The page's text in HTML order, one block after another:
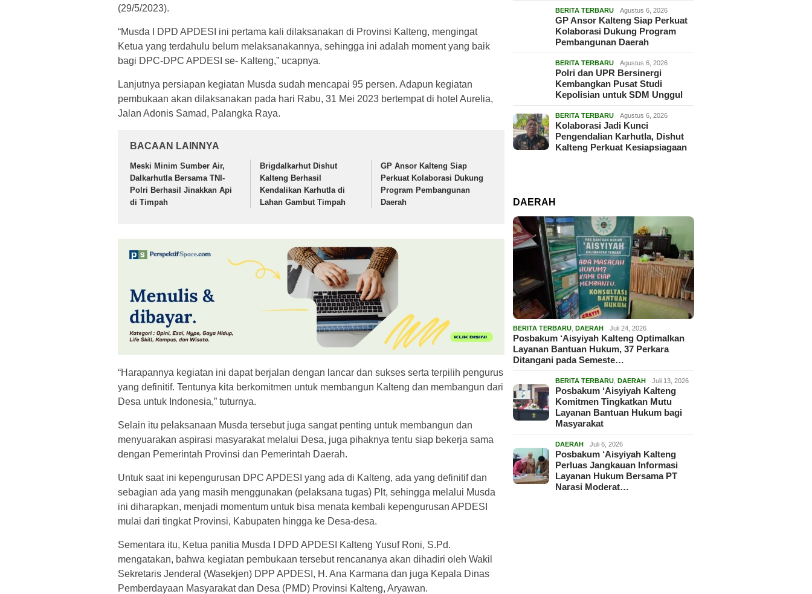
(29/5/2023).
“Musda I DPD APDESI ini pertama kali dilaksanakan di Provinsi Kalteng, mengingat
Ketua yang terdahulu belum melaksanakannya, sehingga ini adalah moment yang baik
bagi DPC-DPC APDESI se- Kalteng,” ucapnya.
Lanjutnya persiapan kegiatan Musda sudah mencapai 95 persen. Adapun kegiatan
pembukaan akan dilaksanakan pada hari Rabu, 31 Mei 2023 bertempat di hotel Aurelia,
Jalan Adonis Samad, Palangka Raya.
BACAAN LAINNYA
Meski Minim Sumber Air,
Dalkarhutla Bersama TNI-
Polri Berhasil Jinakkan Api
di Timpah
Brigdalkarhut Dishut
Kalteng Berhasil
Kendalikan Karhutla di
Lahan Gambut Timpah
GP Ansor Kalteng Siap
Perkuat Kolaborasi Dukung
Program Pembangunan
Daerah
“Harapannya kegiatan ini dapat berjalan dengan lancar dan sukses serta terpilih pengurus
yang definitif. Tentunya kita berkomitmen untuk membangun Kalteng dan membangun dari
Desa untuk Indonesia,” tuturnya.
Selain itu pelaksanaan Musda tersebut juga sangat penting untuk membangun dan
menyuarakan aspirasi masyarakat melalui Desa, juga pihaknya tentu siap bekerja sama
dengan Pemerintah Provinsi dan Pemerintah Daerah.
Untuk saat ini kepengurusan DPC APDESI yang ada di Kalteng, ada yang definitif dan
sebagian ada yang masih menggunakan (pelaksana tugas) Plt, sehingga melalui Musda
ini diharapkan, menjadi momentum untuk bisa menata kembali kepengurusan APDESI
mulai dari tingkat Provinsi, Kabupaten hingga ke Desa-desa.
Sementara itu, Ketua panitia Musda I DPD APDESI Kalteng Yusuf Roni, S.Pd.
mengatakan, bahwa kegiatan pembukaan tersebut rencananya akan dihadiri oleh Wakil
Sekretaris Jenderal (Wasekjen) DPP APDESI, H. Ana Karmana dan juga Kepala Dinas
Pemberdayaan Masyarakat dan Desa (PMD) Provinsi Kalteng, Aryawan.
BERITA TERBARU Agustus 6, 2026
GP Ansor Kalteng Siap Perkuat
Kolaborasi Dukung Program
Pembangunan Daerah
BERITA TERBARU Agustus 6, 2026
Polri dan UPR Bersinergi
Kembangkan Pusat Studi
Kepolisian untuk SDM Unggul
BERITA TERBARU Agustus 6, 2026
Kolaborasi Jadi Kunci
Pengendalian Karhutla, Dishut
Kalteng Perkuat Kesiapsiagaan
DAERAH
BERITA TERBARU ,DAERAH Juli 24, 2026
Posbakum ‘Aisyiyah Kalteng Optimalkan
Layanan Bantuan Hukum, 37 Perkara
Ditangani pada Semeste…
BERITA TERBARU ,DAERAH Juli 13, 2026
Posbakum ‘Aisyiyah Kalteng
Komitmen Tingkatkan Mutu
Layanan Bantuan Hukum bagi
Masyarakat
DAERAH Juli 6, 2026
Posbakum ‘Aisyiyah Kalteng
Perluas Jangkauan Informasi
Layanan Hukum Bersama PT
Narasi Moderat…